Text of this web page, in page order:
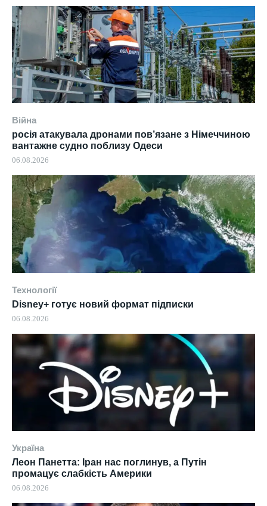
Війна
росія атакувала дронами пов’язане з Німеччиною
вантажне судно поблизу Одеси
06.08.2026
Технології
Disney+ готує новий формат підписки
06.08.2026
Україна
Леон Панетта: Іран нас поглинув, а Путін
промацує слабкість Америки
06.08.2026